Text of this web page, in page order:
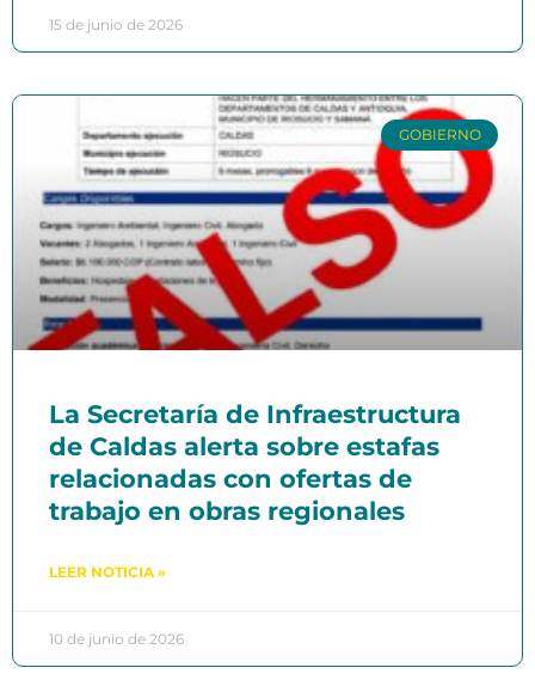
15 de junio de 2026
GOBIERNO
La Secretaría de Infraestructura
de Caldas alerta sobre estafas
relacionadas con ofertas de
trabajo en obras regionales
LEER NOTICIA »
10 de junio de 2026